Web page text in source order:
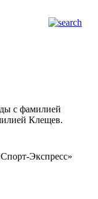
с фамилией
Клещев.
Экспресс»